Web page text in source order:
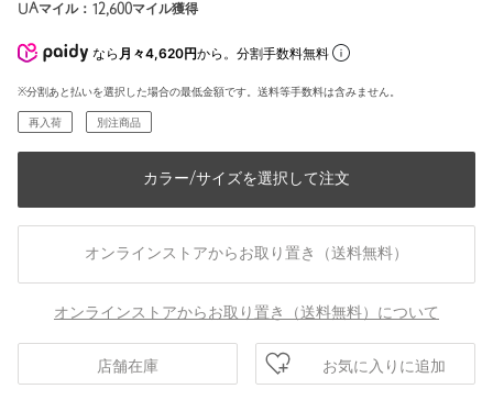
UAマイル： 12,600マイル獲得
なら 月々4,620円から。分割手数料無料
※分割あと払いを選択した場合の最低金額です。送料等手数料は含みません。
再入荷 別注商品
カラー/サイズを選択して注文
オンラインストアからお取り置き（送料無料）
オンラインストアからお取り置き（送料無料）について
店舗在庫 お気に入りに追加